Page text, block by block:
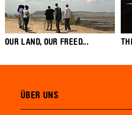
OUR LAND, OUR FREED...
ÜBER UNS